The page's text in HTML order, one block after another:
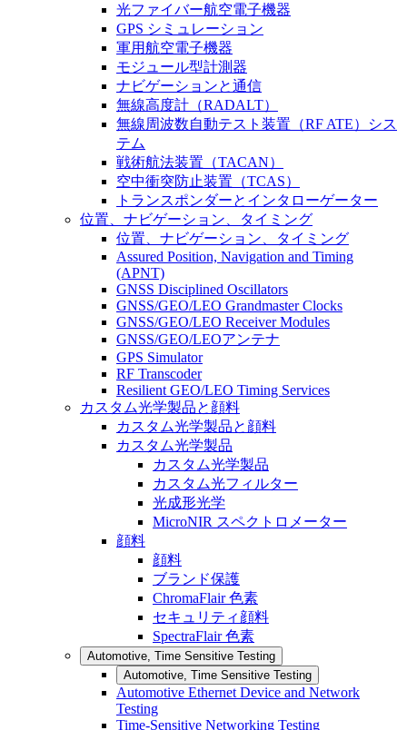
光ファイバー航空電子機器
GPS シミュレーション
軍用航空電子機器
モジュール型計測器
ナビゲーションと通信
無線高度計（RADALT）
無線周波数自動テスト装置（RF ATE）シス
テム
戦術航法装置（TACAN）
空中衝突防止装置（TCAS）
トランスポンダーとインタローゲーター
位置、ナビゲーション、タイミング
位置、ナビゲーション、タイミング
Assured Position, Navigation and Timing
(APNT)
GNSS Disciplined Oscillators
GNSS/GEO/LEO Grandmaster Clocks
GNSS/GEO/LEO Receiver Modules
GNSS/GEO/LEOアンテナ
GPS Simulator
RF Transcoder
Resilient GEO/LEO Timing Services
カスタム光学製品と顔料
カスタム光学製品と顔料
カスタム光学製品
カスタム光学製品
カスタム光フィルター
光成形光学
MicroNIR スペクトロメーター
顔料
顔料
ブランド保護
ChromaFlair 色素
セキュリティ顔料
SpectraFlair 色素
Automotive, Time Sensitive Testing
Automotive, Time Sensitive Testing
Automotive Ethernet Device and Network
Testing
Time-Sensitive Networking Testing